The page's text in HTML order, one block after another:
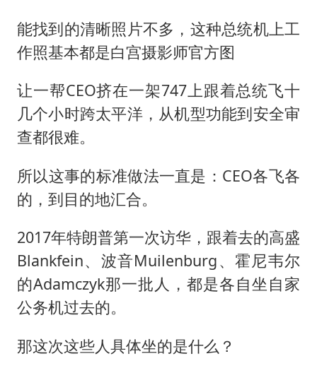
能找到的清晰照片不多，这种总统机上工
作照基本都是白宫摄影师官方图
让一帮CEO挤在一架747上跟着总统飞十
几个小时跨太平洋，从机型功能到安全审
查都很难。
所以这事的标准做法一直是：CEO各飞各
的，到目的地汇合。
2017年特朗普第一次访华，跟着去的高盛
Blankfein、波音Muilenburg、霍尼韦尔
的Adamczyk那一批人，都是各自坐自家
公务机过去的。
那这次这些人具体坐的是什么？